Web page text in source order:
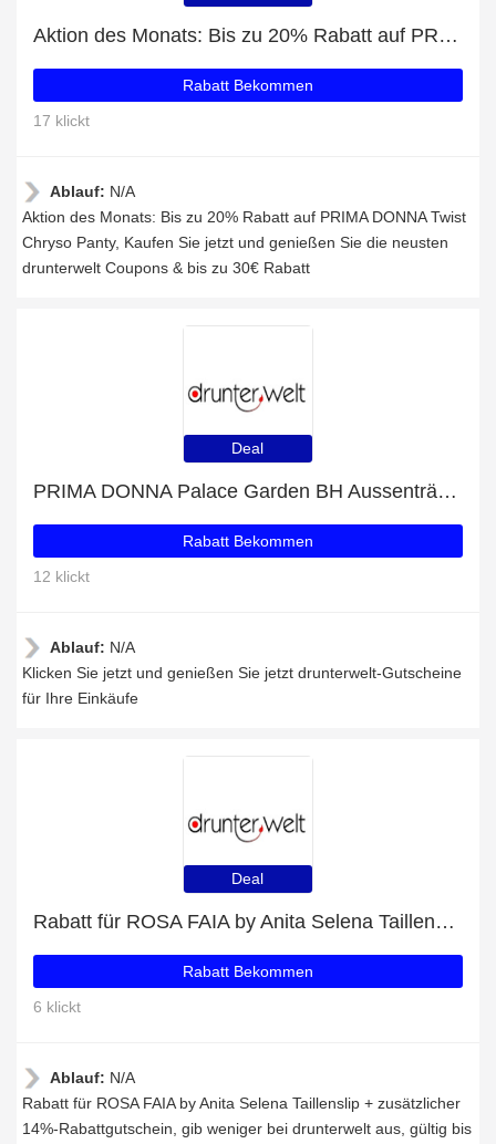
Aktion des Monats: Bis zu 20% Rabatt auf PRIMA DONNA Twist Chryso Panty
Rabatt Bekommen
17 klickt
Ablauf: N/A
Aktion des Monats: Bis zu 20% Rabatt auf PRIMA DONNA Twist
Chryso Panty, Kaufen Sie jetzt und genießen Sie die neusten
drunterwelt Coupons & bis zu 30€ Rabatt
Deal
PRIMA DONNA Palace Garden BH Aussenträger Sonderangebot: bis zu 9% Rabatt
Rabatt Bekommen
12 klickt
Ablauf: N/A
Klicken Sie jetzt und genießen Sie jetzt drunterwelt-Gutscheine
für Ihre Einkäufe
Deal
Rabatt für ROSA FAIA by Anita Selena Taillenslip + zusätzlicher 14%-Rabattgutschein
Rabatt Bekommen
6 klickt
Ablauf: N/A
Rabatt für ROSA FAIA by Anita Selena Taillenslip + zusätzlicher
14%-Rabattgutschein, gib weniger bei drunterwelt aus, gültig bis